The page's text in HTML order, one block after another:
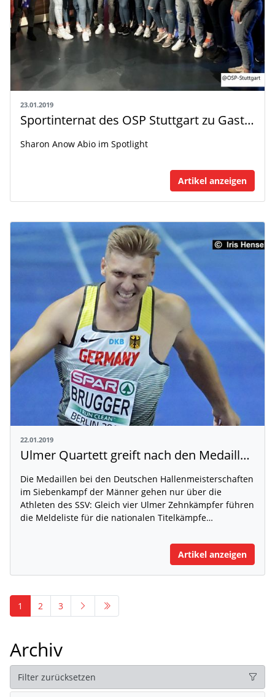
23.01.2019
Sportinternat des OSP Stuttgart zu Gast bei SWR
Sharon Anow Abio im Spotlight
Artikel anzeigen
22.01.2019
Ulmer Quartett greift nach den Medaillen im Hallen-Mehrkampf
Die Medaillen bei den Deutschen Hallenmeisterschaften
im Siebenkampf der Männer gehen nur über die
Athleten des SSV: Gleich vier Ulmer Zehnkämpfer führen
die Meldeliste für die nationalen Titelkämpfe…
Artikel anzeigen
1 2 3
Archiv
Filter zurücksetzen